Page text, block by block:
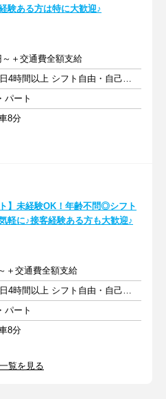
験ある方は特に大歓迎♪
～＋交通費全額支給
週2日以上 1日4時間以上 シフト自由・自己申告
パート
8分
ト】未経験OK！年齢不問◎シフト
軽に♪接客経験ある方も大歓迎♪
＋交通費全額支給
週2日以上 1日4時間以上 シフト自由・自己申告
パート
8分
覧を見る